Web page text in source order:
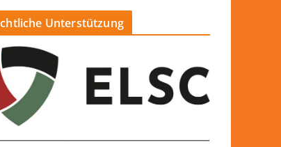
Unterstützung